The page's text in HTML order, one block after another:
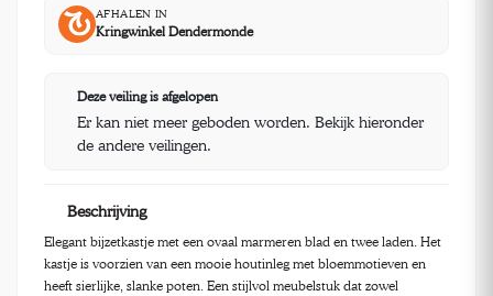
AFHALEN IN
Kringwinkel Dendermonde
Deze veiling is afgelopen
Er kan niet meer geboden worden. Bekijk hieronder
de andere veilingen.
Beschrijving
Elegant bijzetkastje met een ovaal marmeren blad en twee laden. Het
kastje is voorzien van een mooie houtinleg met bloemmotieven en
heeft sierlijke, slanke poten. Een stijlvol meubelstuk dat zowel